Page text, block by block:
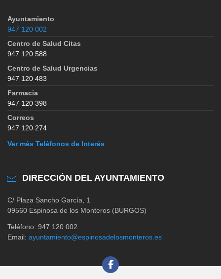
Ayuntamiento
947 120 002
Centro de Salud Citas
947 120 588
Centro de Salud Urgencias
947 120 483
Farmacia
947 120 398
Correos
947 120 274
Ver más Teléfonos de Interés
DIRECCIÓN DEL AYUNTAMIENTO
C/ Plaza Sancho García, 1
09560 Espinosa de los Monteros (BURGOS)
Teléfono: 947 120 002
Email: ayuntamiento@espinosadelosmonteros.es